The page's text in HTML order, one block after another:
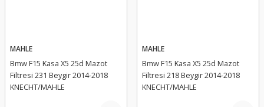
MAHLE
Bmw F15 Kasa X5 25d Mazot
Filtresi 231 Beygir 2014-2018
KNECHT/MAHLE
MAHLE
Bmw F15 Kasa X5 25d Mazot
Filtresi 218 Beygir 2014-2018
KNECHT/MAHLE